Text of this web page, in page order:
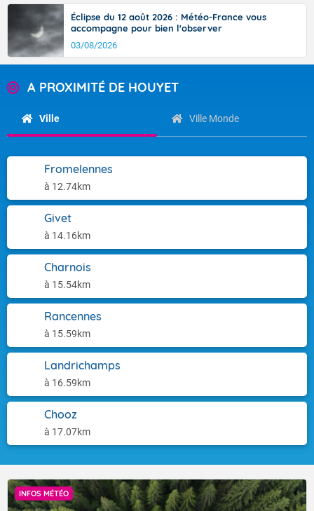
Éclipse du 12 août 2026 : Météo-France vous
accompagne pour bien l'observer
03/08/2026
A PROXIMITÉ DE HOUYET
Ville Ville Monde
Fromelennes
à 12.74km
Givet
à 14.16km
Charnois
à 15.54km
Rancennes
à 15.59km
Landrichamps
à 16.59km
Chooz
à 17.07km
INFOS MÉTÉO